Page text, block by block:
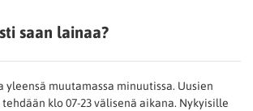
saan lainaa?
yleensä muutamassa minuutissa. Uusien
klo 07-23 välisenä aikana. Nykyisille